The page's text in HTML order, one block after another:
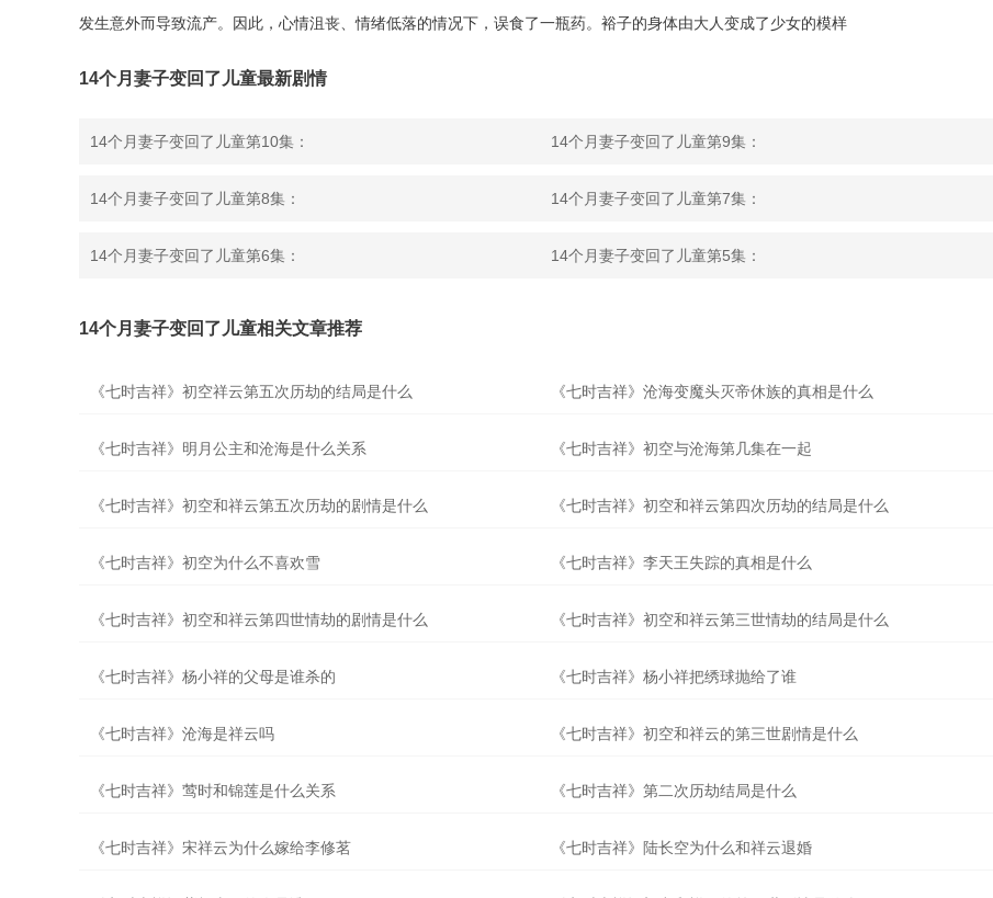
发生意外而导致流产。因此，心情沮丧、情绪低落的情况下，误食了一瓶药。裕子的身体由大人变成了少女的模样
14个月妻子变回了儿童最新剧情
14个月妻子变回了儿童第10集： 14个月妻子变回了儿童第9集：
14个月妻子变回了儿童第8集： 14个月妻子变回了儿童第7集：
14个月妻子变回了儿童第6集： 14个月妻子变回了儿童第5集：
14个月妻子变回了儿童相关文章推荐
《七时吉祥》初空祥云第五次历劫的结局是什么 《七时吉祥》沧海变魔头灭帝休族的真相是什么
《七时吉祥》明月公主和沧海是什么关系 《七时吉祥》初空与沧海第几集在一起
《七时吉祥》初空和祥云第五次历劫的剧情是什么 《七时吉祥》初空和祥云第四次历劫的结局是什么
《七时吉祥》初空为什么不喜欢雪 《七时吉祥》李天王失踪的真相是什么
《七时吉祥》初空和祥云第四世情劫的剧情是什么 《七时吉祥》初空和祥云第三世情劫的结局是什么
《七时吉祥》杨小祥的父母是谁杀的 《七时吉祥》杨小祥把绣球抛给了谁
《七时吉祥》沧海是祥云吗 《七时吉祥》初空和祥云的第三世剧情是什么
《七时吉祥》莺时和锦莲是什么关系 《七时吉祥》第二次历劫结局是什么
《七时吉祥》宋祥云为什么嫁给李修茗 《七时吉祥》陆长空为什么和祥云退婚